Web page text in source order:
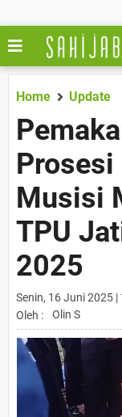
Home Update
Prosesi
Musisi
TPU
2025
Senin, 16 Juni 2025 |
Oleh :
Olin S